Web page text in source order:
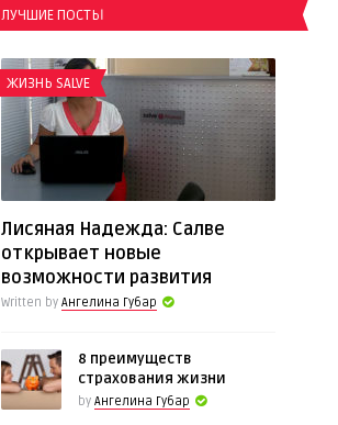
ЛУЧШИЕ ПОСТЫ
ЖИЗНЬ SALVE
Лисяная Надежда: Салве
открывает новые
возможности развития
Written by Ангелина Губар
8 преимуществ
страхования жизни
by Ангелина Губар